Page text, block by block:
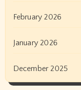
February 2026
January 2026
December 2025